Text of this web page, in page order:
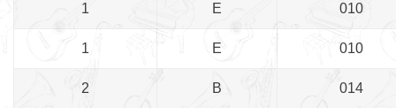
1 E 010
1 E 010
2 B 014